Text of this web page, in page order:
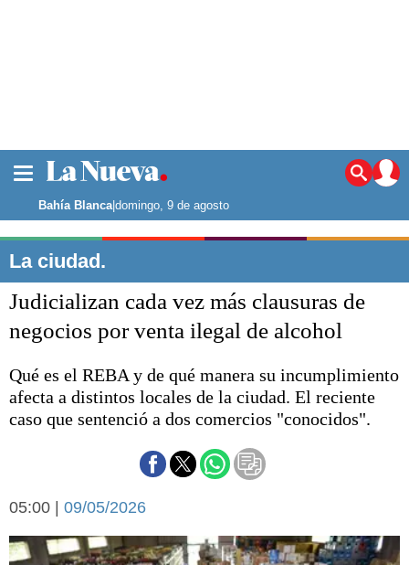
Noticias
La ciudad
Punta Alta
El mundo
Seguridad
Opinión
Deportes
Escenario Olímpico
Liga del Sur
Básquetbol
Federal A
Arte y cultura
Economía y campo
Economía y finanzas
Bahía Blanca|domingo, 9 de agosto
La ciudad.
Judicializan cada vez más clausuras de
negocios por venta ilegal de alcohol
Qué es el REBA y de qué manera su incumplimiento
afecta a distintos locales de la ciudad. El reciente
caso que sentenció a dos comercios "conocidos".
05:00 | 09/05/2026